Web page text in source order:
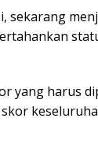
sekarang
yang harus